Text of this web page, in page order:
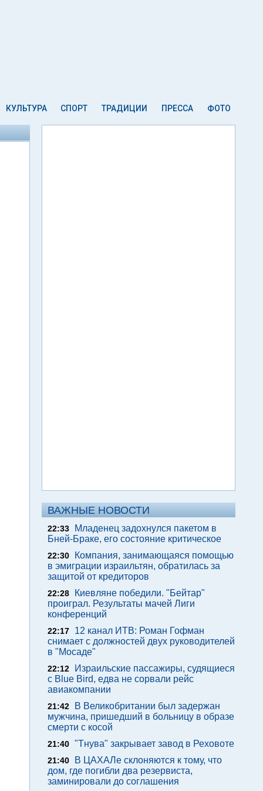
КУЛЬТУРА СПОРТ ТРАДИЦИИ ПРЕССА ФОТО
ВАЖНЫЕ НОВОСТИ
22:33
Младенец задохнулся пакетом в
Бней-Браке, его состояние критическое
22:30
Компания, занимающаяся помощью
в эмиграции израильтян, обратилась за
защитой от кредиторов
22:28
Киевляне победили. "Бейтар"
проиграл. Результаты мачей Лиги
конференций
22:17
12 канал ИТВ: Роман Гофман
снимает с должностей двух руководителей
в "Мосаде"
22:12
Израильские пассажиры, судящиеся
с Blue Bird, едва не сорвали рейс
авиакомпании
21:42
В Великобритании был задержан
мужчина, пришедший в больницу в образе
смерти с косой
21:40 "Тнува" закрывает завод в Реховоте
21:40
В ЦАХАЛе склоняются к тому, что
дом, где погибли два резервиста,
заминировали до соглашения